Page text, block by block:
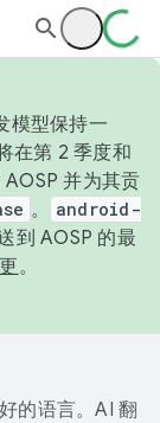
模型保持一
在第 2 季度和
并为其贡
。
android-
到 AOSP 的最
。
的语言。AI 翻